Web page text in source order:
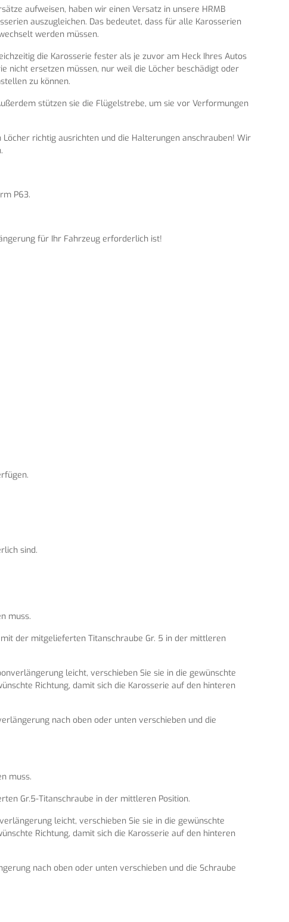
aufweisen, haben wir einen Versatz in unsere HRMB
auszugleichen. Das bedeutet, dass für alle Karosserien
werden müssen.
die Karosserie fester als je zuvor am Heck Ihres Autos
nicht ersetzen müssen, nur weil die Löcher beschädigt oder
zu können.
stützen sie die Flügelstrebe, um sie vor Verformungen
richtig ausrichten und die Halterungen anschrauben! Wir
P63.
für Ihr Fahrzeug erforderlich ist!
sind.
muss.
der mitgelieferten Titanschraube Gr. 5 in der mittleren
leicht, verschieben Sie sie in die gewünschte
Richtung, damit sich die Karosserie auf den hinteren
nach oben oder unten verschieben und die
muss.
Gr.5-Titanschraube in der mittleren Position.
leicht, verschieben Sie sie in die gewünschte
Richtung, damit sich die Karosserie auf den hinteren
nach oben oder unten verschieben und die Schraube